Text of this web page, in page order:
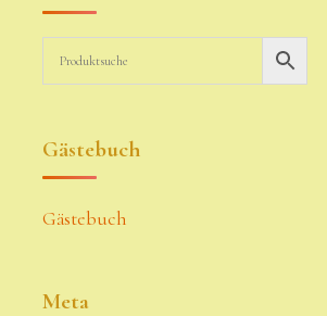
Gästebuch
Gästebuch
Meta